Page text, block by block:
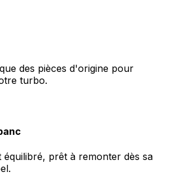
des pièces d'origine pour
turbo.
prêt à remonter dès sa